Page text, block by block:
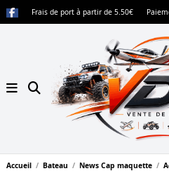
Frais de port à partir de 5.50€
Accueil Bateau News Cap maquette